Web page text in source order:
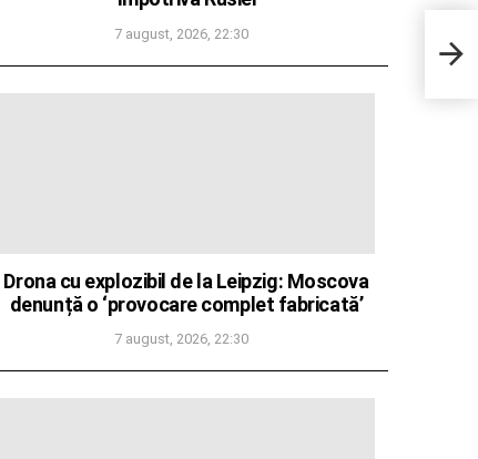
20
7 august, 2026, 22:30
Drona cu explozibil de la Leipzig: Moscova
denunță o ‘provocare complet fabricată’
7 august, 2026, 22:30